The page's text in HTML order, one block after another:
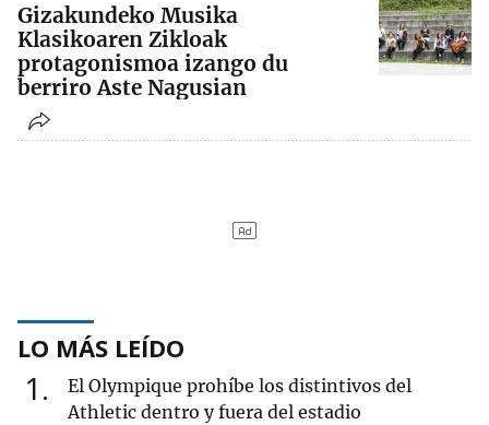
Gizakundeko Musika
Klasikoaren Zikloak
protagonismoa izango du
berriro Aste Nagusian
LO MÁS LEÍDO
1
El Olympique prohíbe los distintivos del
Athletic dentro y fuera del estadio